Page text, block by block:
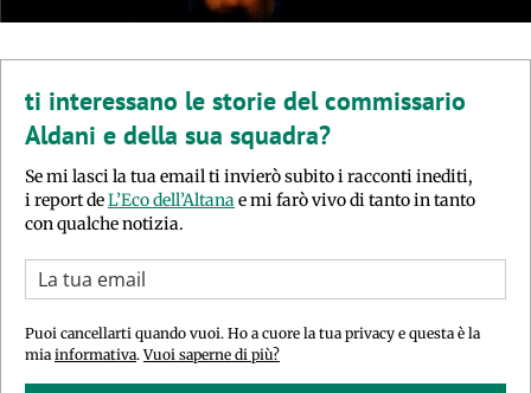
ti interessano le storie del commissario
Aldani e della sua squadra?
Se mi lasci la tua email ti invierò subito i racconti inediti,
i report deL’Eco dell’Altanae mi farò vivo di tanto in tanto
con qualche notizia.
Puoi cancellarti quando vuoi. Ho a cuore la tua privacy e questa è la
mia informativa.Vuoi saperne di più?